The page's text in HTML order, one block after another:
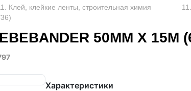
Клей, клейкие ленты, строительная химия
50ММ Х 15М
Характеристики